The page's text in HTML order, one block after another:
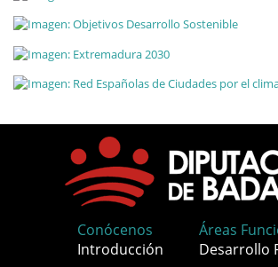
Conócenos
Introducción
Áreas
Desarrollo